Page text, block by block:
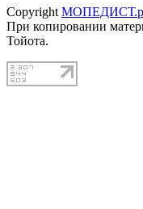
Copyright
При копировании
Тойота.